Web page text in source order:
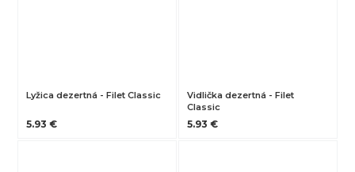
Lyžica dezertná - Filet Classic
5.93 €
Vidlička dezertná - Filet
Classic
5.93 €